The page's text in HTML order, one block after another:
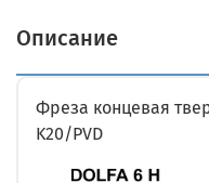
Описание
Фреза концевая
K20/PVD